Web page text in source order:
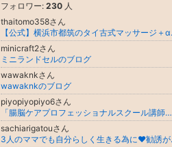
フォロワー: 230 人
thaitomo358さん
【公式
minicraft2さん
ミニランドセルのブログ
wawaknkさん
wawaknkのブログ
piyopiyopiyo6さん
「腸脳ケアプロフェッショナルスクール講師 おなかケアリスト｜腸が変わる、心が軽くなる、人生が動き出す
sachiarigatouさん
3人のママでも自